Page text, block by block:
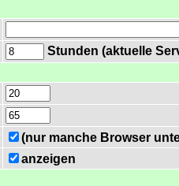
Stunden (aktuelle
(nur manche Browser
anzeigen